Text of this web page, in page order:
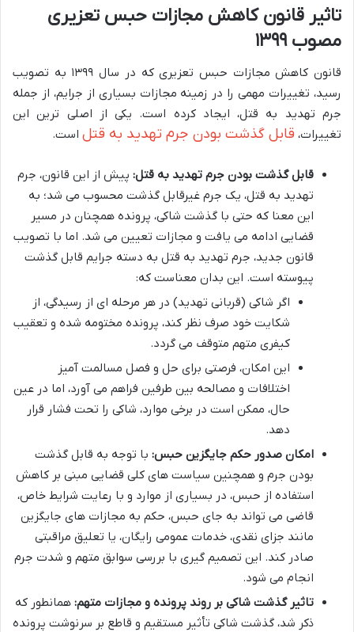
تاثیر قانون کاهش مجازات حبس تعزیری
مصوب ۱۳۹۹
قانون کاهش مجازات حبس تعزیری که در سال ۱۳۹۹ به تصویب
رسید، تغییرات مهمی را در زمینه مجازات بسیاری از جرایم، از جمله
جرم تهدید به قتل، ایجاد کرده است. یکی از اصلی ترین این
تغییرات، قابل گذشت بودن جرم تهدید به قتل است.
قابل گذشت بودن جرم تهدید به قتل: پیش از این قانون، جرم
تهدید به قتل، یک جرم غیرقابل گذشت محسوب می شد؛ به
این معنا که حتی با گذشت شاکی، پرونده همچنان در مسیر
قضایی ادامه می یافت و مجازات تعیین می شد. اما با تصویب
قانون جدید، جرم تهدید به قتل به دسته جرایم قابل گذشت
پیوسته است. این بدان معناست که:
اگر شاکی (قربانی تهدید) در هر مرحله ای از رسیدگی، از
شکایت خود صرف نظر کند، پرونده مختومه شده و تعقیب
کیفری متهم متوقف می گردد.
این امکان، فرصتی برای حل و فصل مسالمت آمیز
اختلافات و مصالحه بین طرفین فراهم می آورد، اما در عین
حال، ممکن است در برخی موارد، شاکی را تحت فشار قرار
دهد.
امکان صدور حکم جایگزین حبس: با توجه به قابل گذشت
بودن جرم و همچنین سیاست های کلی قضایی مبنی بر کاهش
استفاده از حبس، در بسیاری از موارد و با رعایت شرایط خاص،
قاضی می تواند به جای حبس، حکم به مجازات های جایگزین
مانند جزای نقدی، خدمات عمومی رایگان، یا تعلیق مراقبتی
صادر کند. این تصمیم گیری با بررسی سوابق متهم و شدت جرم
انجام می شود.
تاثیر گذشت شاکی بر روند پرونده و مجازات متهم: همانطور که
ذکر شد، گذشت شاکی تأثیر مستقیم و قاطع بر سرنوشت پرونده